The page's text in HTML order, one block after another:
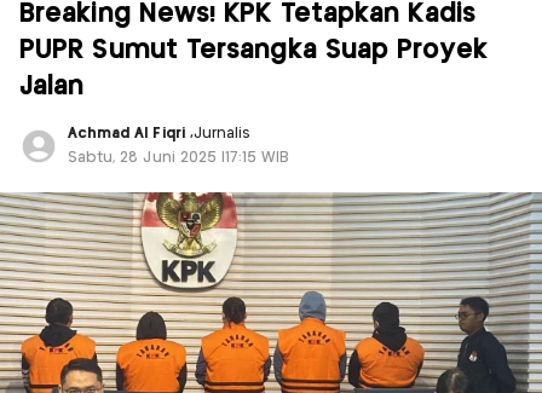
Breaking News! KPK Tetapkan Kadis
PUPR Sumut Tersangka Suap Proyek
Jalan
Achmad Al Fiqri ,Jurnalis
Sabtu, 28 Juni 2025 |17:15 WIB